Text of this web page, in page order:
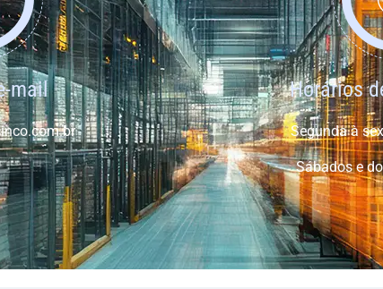
mail Horários
Segunda à
Sábados e